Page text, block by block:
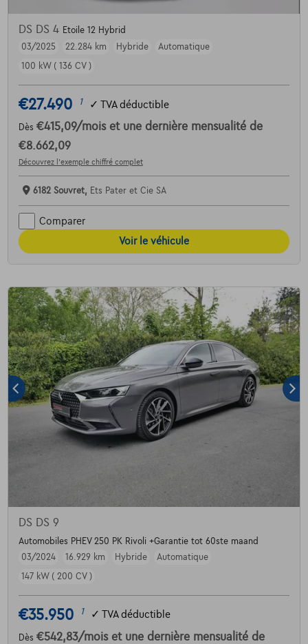
DS DS 4 Etoile 12 Hybrid
03/2025
22.284 km Hybride
Automatique
100 kW ( 136 CV )
€27.490 1 ✓ TVA déductible
Dès €415,09/mois et une dernière mensualité de
€8.662,09
Découvrez l’exemple chiffré complet
6182 Souvret, Ets Pater et Cie SA
Comparer
Voir le véhicule
DS DS 9
Automobiles PHEV 250 PK Rivoli +Garantie tot 60ste maand
03/2024
16.929 km Hybride
Automatique
147 kW ( 200 CV )
€35.950 1 ✓ TVA déductible
Dès €542,83/mois et une dernière mensualité de